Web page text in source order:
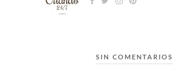
SIN COMENTARIOS